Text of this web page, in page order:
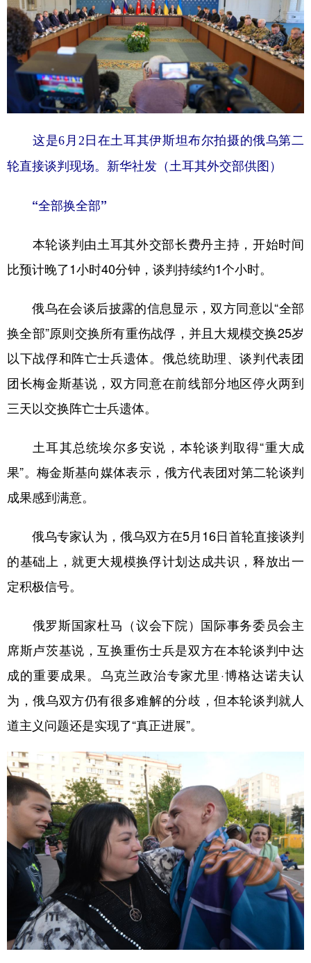
山东 河南 湖北 湖南
广西 海南 重庆
四川 贵州 云南 西藏
新疆 内蒙古 黑龙江
多语种频道
这是6月2日在土耳其伊斯坦布尔拍摄的俄乌第二
轮直接谈判现场。新华社发（土耳其外交部供图）
“全部换全部”
本轮谈判由土耳其外交部长费丹主持，开始时间
比预计晚了1小时40分钟，谈判持续约1个小时。
俄乌在会谈后披露的信息显示，双方同意以“全部
换全部”原则交换所有重伤战俘，并且大规模交换25岁
以下战俘和阵亡士兵遗体。俄总统助理、谈判代表团
团长梅金斯基说，双方同意在前线部分地区停火两到
三天以交换阵亡士兵遗体。
土耳其总统埃尔多安说，本轮谈判取得“重大成
果”。梅金斯基向媒体表示，俄方代表团对第二轮谈判
成果感到满意。
俄乌专家认为，俄乌双方在5月16日首轮直接谈判
的基础上，就更大规模换俘计划达成共识，释放出一
定积极信号。
俄罗斯国家杜马（议会下院）国际事务委员会主
席斯卢茨基说，互换重伤士兵是双方在本轮谈判中达
成的重要成果。乌克兰政治专家尤里·博格达诺夫认
为，俄乌双方仍有很多难解的分歧，但本轮谈判就人
道主义问题还是实现了“真正进展”。